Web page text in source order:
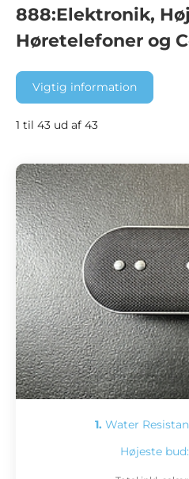
888:Elektronik,
Høretelefoner og
Vigtig information
1 til 43 ud af 43
1. Water
Højeste bud: